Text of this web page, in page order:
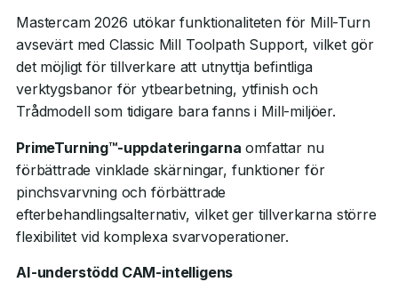
Mastercam 2026 utökar funktionaliteten för Mill-Turn
avsevärt med Classic Mill Toolpath Support, vilket gör
det möjligt för tillverkare att utnyttja befintliga
verktygsbanor för ytbearbetning, ytfinish och
Trådmodell som tidigare bara fanns i Mill-miljöer.
PrimeTurning™-uppdateringarna omfattar nu
förbättrade vinklade skärningar, funktioner för
pinchsvarvning och förbättrade
efterbehandlingsalternativ, vilket ger tillverkarna större
flexibilitet vid komplexa svarvoperationer.
AI-understödd CAM-intelligens